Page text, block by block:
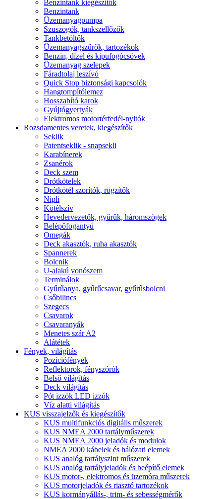
Benzintank kiegészítők
Benzintank
Üzemanyagpumpa
Szuszogók, tankszellőzők
Tankbetöltők
Üzemanyagszűrők, tartozékok
Benzin, dízel és kipufogócsövek
Üzemanyag szelepek
Fáradtolaj leszívó
Quick Stop biztonsági kapcsolók
Hangtompítólemez
Hosszabító karok
Gyújtógyertyák
Elektromos motortérfedél-nyitók
Rozsdamentes veretek, kiegészítők
Seklik
Patentseklik - snapsekli
Karabínerek
Zsanérok
Deck szem
Drótkötelek
Drótkötél szorítók, rögzítők
Nipli
Kötélszív
Hevedervezetők, gyűrűk, háromszögek
Belépőfogantyú
Omegák
Deck akasztók, ruha akasztók
Spannerek
Bolcnik
U-alakú vonószem
Terminálok
Gyűrűanya, gyűrűcsavar, gyűrűsbolcni
Csőbilincs
Szegecs
Csavarok
Csavaranyák
Menetes szár A2
Alátétek
Fények, világítás
Pozíciófények
Reflektorok, fényszórók
Belső világítás
Deck világítás
Pót izzók LED izzók
Víz alatti világítás
KUS visszajelzők és kiegészítők
KUS multifunkciós digitális műszerek
KUS NMEA 2000 tartályműszerek
KUS NMEA 2000 jeladók és modulok
NMEA 2000 kábelek és hálózati elemek
KUS analóg tartályszint műszerek
KUS analóg tartályjeladók és beépítő elemek
KUS motor-, elektromos és üzemóra műszerek
KUS motorjeladók és riasztó tartozékok
KUS kormányállás-, trim- és sebességmérők